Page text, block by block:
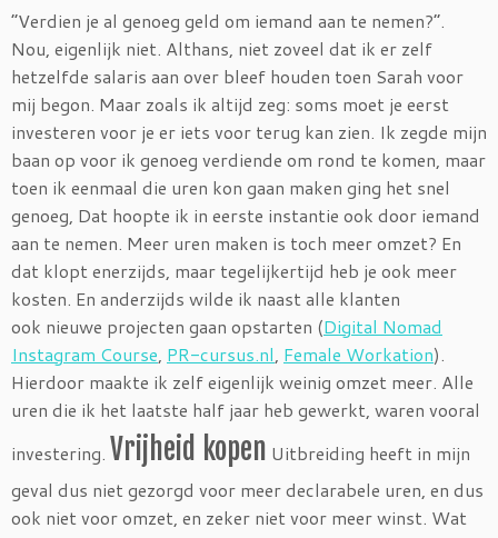
“Verdien je al genoeg geld om iemand aan te nemen?”.
Nou, eigenlijk niet. Althans, niet zoveel dat ik er zelf
hetzelfde salaris aan over bleef houden toen Sarah voor
mij begon. Maar zoals ik altijd zeg: soms moet je eerst
investeren voor je er iets voor terug kan zien. Ik zegde mijn
baan op voor ik genoeg verdiende om rond te komen, maar
toen ik eenmaal die uren kon gaan maken ging het snel
genoeg, Dat hoopte ik in eerste instantie ook door iemand
aan te nemen. Meer uren maken is toch meer omzet? En
dat klopt enerzijds, maar tegelijkertijd heb je ook meer
kosten. En anderzijds wilde ik naast alle klanten
ook nieuwe projecten gaan opstarten (Digital Nomad
Instagram Course, PR-cursus.nl, Female Workation).
Hierdoor maakte ik zelf eigenlijk weinig omzet meer. Alle
uren die ik het laatste half jaar heb gewerkt, waren vooral
investering. Vrijheid kopen Uitbreiding heeft in mijn
geval dus niet gezorgd voor meer declarabele uren, en dus
ook niet voor omzet, en zeker niet voor meer winst. Wat